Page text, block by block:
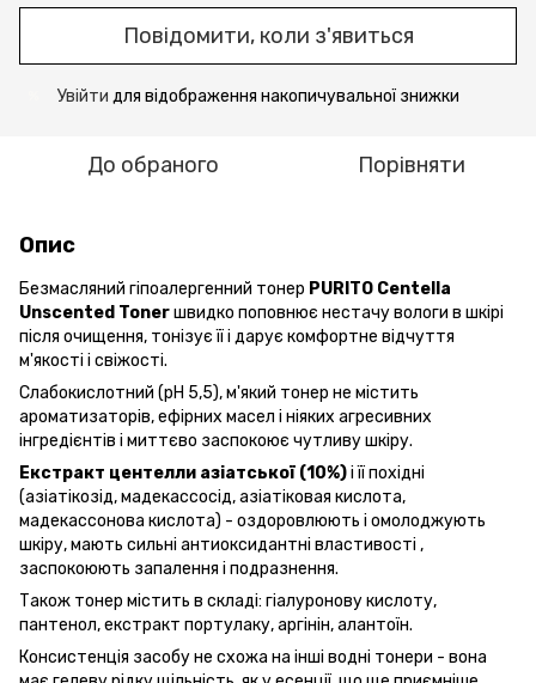
Повідомити, коли з'явиться
Увійти для відображення накопичувальної знижки
До обраного Порівняти
Опис
Безмасляний гіпоалергенний тонер PURITO Centella
Unscented Tonerшвидко поповнює нестачу вологи в шкірі
після очищення, тонізує її і дарує комфортне відчуття
м'якості і свіжості.
Слабокислотний (pH 5,5), м'який тонер не містить
ароматизаторів, ефірних масел і ніяких агресивних
інгредієнтів і миттєво заспокоює чутливу шкіру.
Екстракт центелли азіатської (10%)і її похідні
(азіатікозід, мадекассосід, азіатіковая кислота,
мадекассонова кислота) - оздоровлюють і омолоджують
шкіру, мають сильні антиоксидантні властивості ,
заспокоюють запалення і подразнення.
Також тонер містить в складі: гіалуронову кислоту,
пантенол, екстракт портулаку, аргінін, алантоїн.
Консистенція засобу не схожа на інші водні тонери - вона